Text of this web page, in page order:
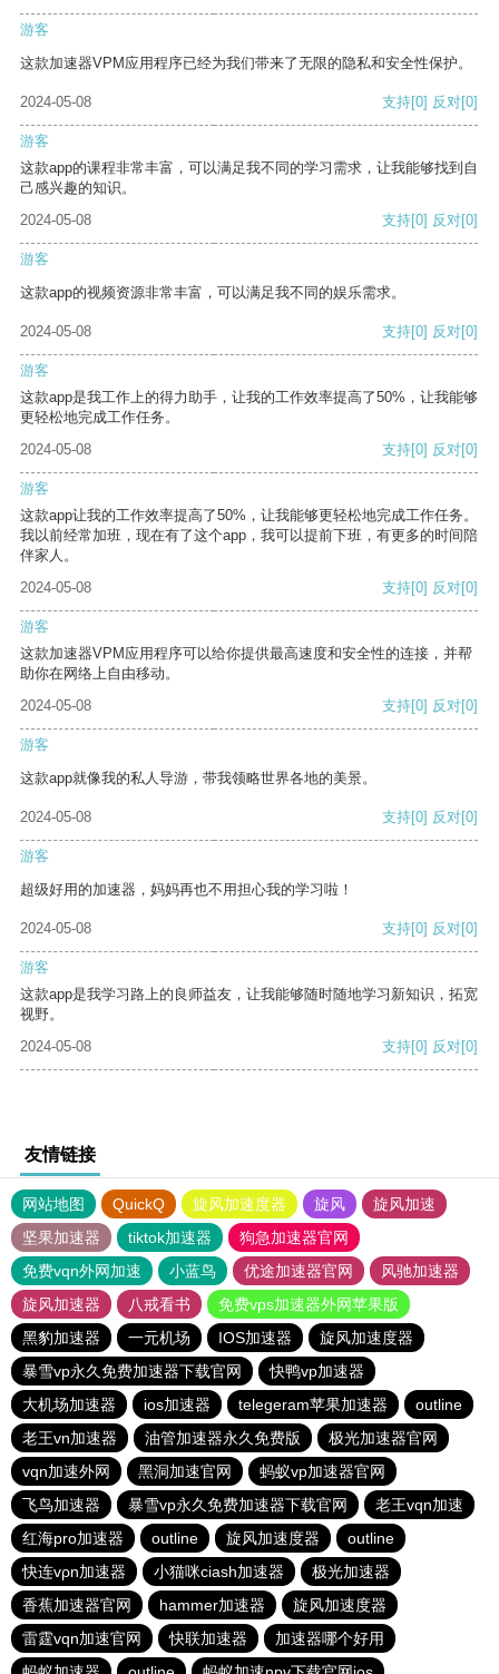
游客
这款加速器VPM应用程序已经为我们带来了无限的隐私和安全性保护。
2024-05-08 支持[0] 反对[0]
游客
这款app的课程非常丰富，可以满足我不同的学习需求，让我能够找到自
己感兴趣的知识。
2024-05-08
支持[0] 反对[0]
游客
这款app的视频资源非常丰富，可以满足我不同的娱乐需求。
2024-05-08 支持[0] 反对[0]
游客
这款app是我工作上的得力助手，让我的工作效率提高了50%，让我能够
更轻松地完成工作任务。
2024-05-08
支持[0] 反对[0]
游客
这款app让我的工作效率提高了50%，让我能够更轻松地完成工作任务。
我以前经常加班，现在有了这个app，我可以提前下班，有更多的时间陪
伴家人。
2024-05-08
支持[0] 反对[0]
游客
这款加速器VPM应用程序可以给你提供最高速度和安全性的连接，并帮
助你在网络上自由移动。
2024-05-08
支持[0] 反对[0]
游客
这款app就像我的私人导游，带我领略世界各地的美景。
2024-05-08 支持[0] 反对[0]
游客
超级好用的加速器，妈妈再也不用担心我的学习啦！
2024-05-08 支持[0] 反对[0]
游客
这款app是我学习路上的良师益友，让我能够随时随地学习新知识，拓宽
视野。
2024-05-08
支持[0] 反对[0]
友情链接
网站地图 QuickQ 旋风加速度器 旋风
旋风加速
坚果加速器
tiktok加速器
狗急加速器官网
免费vqn外网加速
小蓝鸟 优途加速器官网
风驰加速器
旋风加速器
八戒看书
免费vps加速器外网苹果版
黑豹加速器
一元机场 IOS加速器
旋风加速度器
暴雪vp永久免费加速器下载官网
快鸭vp加速器
大机场加速器
ios加速器 telegeram苹果加速器
outline
老王vn加速器
油管加速器永久免费版
极光加速器官网
vqn加速外网
黑洞加速官网
蚂蚁vp加速器官网
飞鸟加速器
暴雪vp永久免费加速器下载官网
老王vqn加速
红海pro加速器
outline 旋风加速度器
outline
快连vρn加速器
小猫咪ciash加速器
极光加速器
香蕉加速器官网
hammer加速器
旋风加速度器
雷霆vqn加速官网
快联加速器
加速器哪个好用